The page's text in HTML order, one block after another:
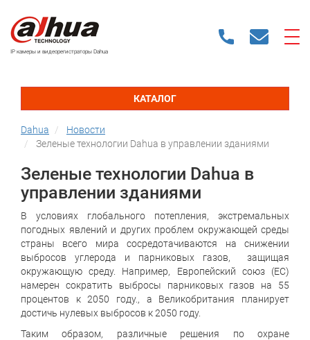
IP камеры и видеорегистраторы Dahua
КАТАЛОГ
Dahua
Новости
Зеленые технологии Dahua в управлении зданиями
Зеленые технологии Dahua в
управлении зданиями
В условиях глобального потепления, экстремальных
погодных явлений и других проблем окружающей среды
страны всего мира сосредотачиваются на снижении
выбросов углерода и парниковых газов, защищая
окружающую среду. Например, Европейский союз (ЕС)
намерен сократить выбросы парниковых газов на 55
процентов к 2050 году., а Великобритания планирует
достичь нулевых выбросов к 2050 году.
Таким образом, различные решения по охране